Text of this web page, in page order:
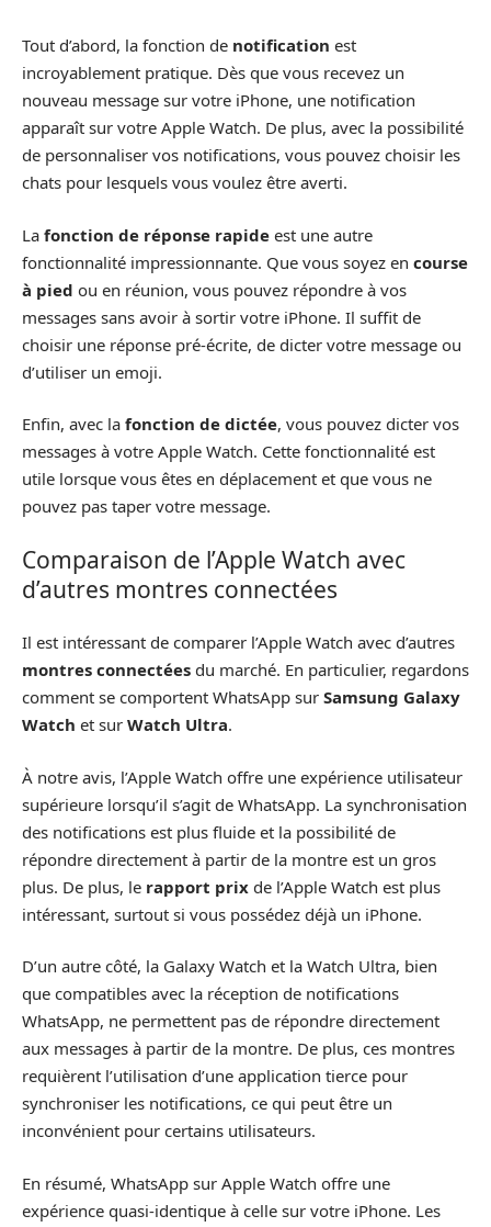
Tout d’abord, la fonction de notification est
incroyablement pratique. Dès que vous recevez un
nouveau message sur votre iPhone, une notification
apparaît sur votre Apple Watch. De plus, avec la possibilité
de personnaliser vos notifications, vous pouvez choisir les
chats pour lesquels vous voulez être averti.
La fonction de réponse rapide est une autre
fonctionnalité impressionnante. Que vous soyez en course
à pied ou en réunion, vous pouvez répondre à vos
messages sans avoir à sortir votre iPhone. Il suffit de
choisir une réponse pré-écrite, de dicter votre message ou
d’utiliser un emoji.
Enfin, avec la fonction de dictée, vous pouvez dicter vos
messages à votre Apple Watch. Cette fonctionnalité est
utile lorsque vous êtes en déplacement et que vous ne
pouvez pas taper votre message.
Comparaison de l’Apple Watch avec
d’autres montres connectées
Il est intéressant de comparer l’Apple Watch avec d’autres
montres connectées du marché. En particulier, regardons
comment se comportent WhatsApp sur Samsung Galaxy
Watch et sur Watch Ultra.
À notre avis, l’Apple Watch offre une expérience utilisateur
supérieure lorsqu’il s’agit de WhatsApp. La synchronisation
des notifications est plus fluide et la possibilité de
répondre directement à partir de la montre est un gros
plus. De plus, le rapport prix de l’Apple Watch est plus
intéressant, surtout si vous possédez déjà un iPhone.
D’un autre côté, la Galaxy Watch et la Watch Ultra, bien
que compatibles avec la réception de notifications
WhatsApp, ne permettent pas de répondre directement
aux messages à partir de la montre. De plus, ces montres
requièrent l’utilisation d’une application tierce pour
synchroniser les notifications, ce qui peut être un
inconvénient pour certains utilisateurs.
En résumé, WhatsApp sur Apple Watch offre une
expérience quasi-identique à celle sur votre iPhone. Les